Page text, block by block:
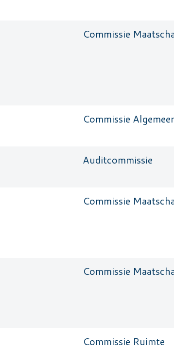
Commissie
Commissie
Auditcommissie
Commissie
Commissie
Commissie Ruimte